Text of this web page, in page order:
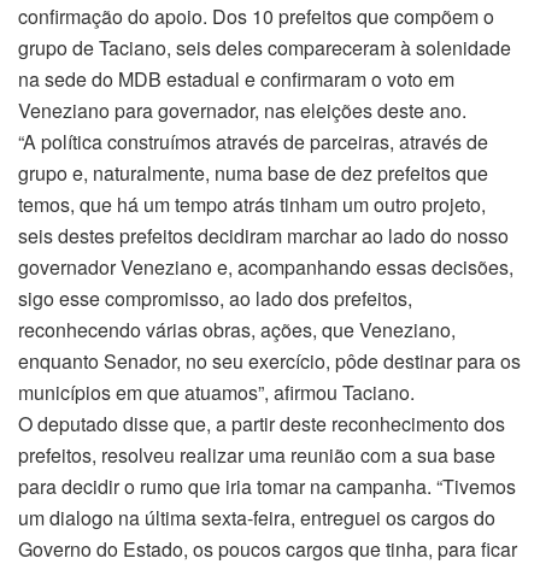
confirmação do apoio. Dos 10 prefeitos que compõem o
grupo de Taciano, seis deles compareceram à solenidade
na sede do MDB estadual e confirmaram o voto em
Veneziano para governador, nas eleições deste ano.
“A política construímos através de parceiras, através de
grupo e, naturalmente, numa base de dez prefeitos que
temos, que há um tempo atrás tinham um outro projeto,
seis destes prefeitos decidiram marchar ao lado do nosso
governador Veneziano e, acompanhando essas decisões,
sigo esse compromisso, ao lado dos prefeitos,
reconhecendo várias obras, ações, que Veneziano,
enquanto Senador, no seu exercício, pôde destinar para os
municípios em que atuamos”, afirmou Taciano.
O deputado disse que, a partir deste reconhecimento dos
prefeitos, resolveu realizar uma reunião com a sua base
para decidir o rumo que iria tomar na campanha. “Tivemos
um dialogo na última sexta-feira, entreguei os cargos do
Governo do Estado, os poucos cargos que tinha, para ficar